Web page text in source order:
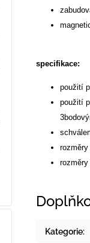
specifikace:
použití
použití
Kategorie: